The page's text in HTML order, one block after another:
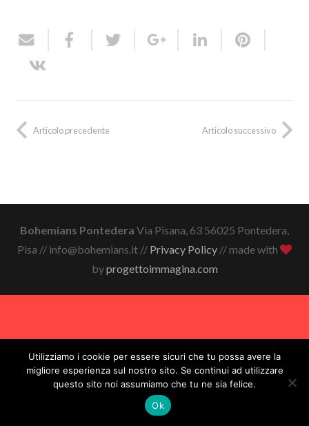
Articolo precedente Articolo successivo
Bohemians Pontedera Via Pisana, 63 56025 Pontedera,
Pisa // info@bohemians.it // Privacy Policy// made with
byprogettoimmagina.com
Utilizziamo i cookie per essere sicuri che tu possa avere la
migliore esperienza sul nostro sito. Se continui ad utilizzare
questo sito noi assumiamo che tu ne sia felice.
Ok